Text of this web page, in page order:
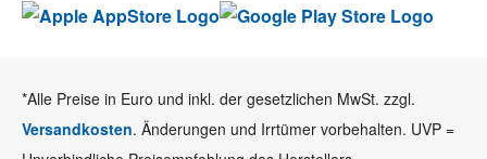
*Alle Preise in Euro und inkl. der gesetzlichen MwSt. zzgl.
Versandkosten. Änderungen und Irrtümer vorbehalten. UVP =